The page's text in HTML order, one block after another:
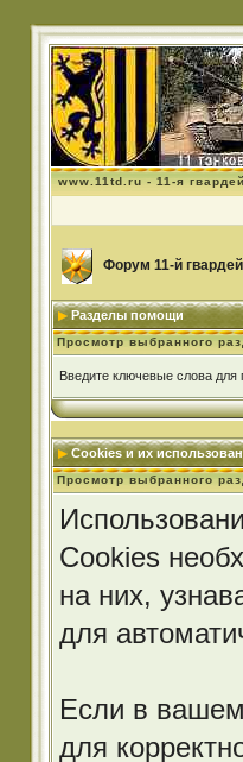
www.11td.ru - 11-я
Форум 11-й
Разделы помощи
Просмотр выбранного
Введите ключевые слова для
Cookies и их
Просмотр выбранного
Cookies
на них,
для
Если в
для